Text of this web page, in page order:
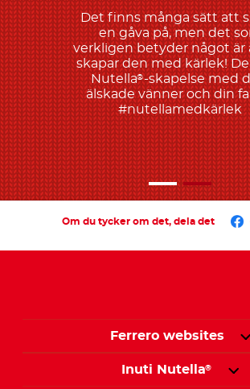
Det finns många sätt att
en gåva på, men det
verkligen betyder något är
skapar den med kärlek!
Nutella®-skapelse med
älskade vänner och din
#nutellamedkärlek
Om du tycker om det, dela det
Ferrero websites
Inuti Nutella®